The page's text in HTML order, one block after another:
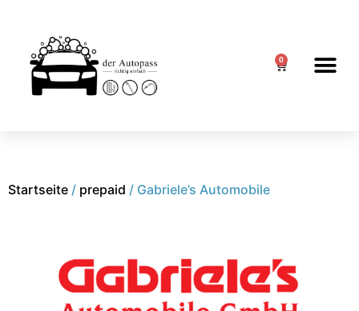
0
Startseite / prepaid / Gabriele’s Automobile